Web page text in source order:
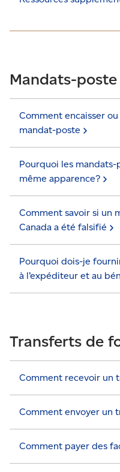
Mandats-poste
Comment encaisser
mandat-poste
Pourquoi les mandats-
même apparence?
Comment savoir si un
Canada a été falsifié
Pourquoi dois-je
à l’expéditeur et au
Transferts de
Comment recevoir un
Comment envoyer un
Comment payer des